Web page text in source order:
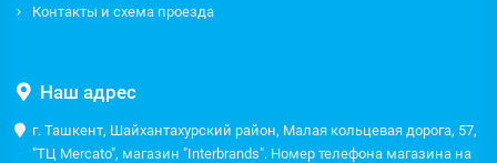
Контакты и схема проезда
Наш адрес
г. Ташкент, Шайхантахурский район, Малая кольцевая дорога, 57,
"ТЦ Mercato", магазин "Interbrands". Номер телефона магазина на